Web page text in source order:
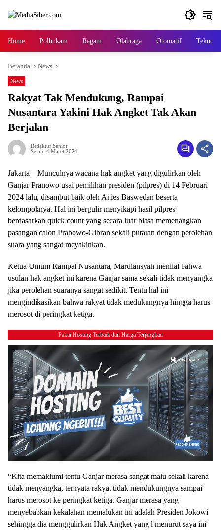
Home Polhukam Ragam Olahraga Otomatif Tekno
Beranda News
News
Rakyat Tak Mendukung, Rampai
Nusantara Yakini Hak Angket Tak Akan
Berjalan
Redaktur Senior
Senin, 4 Maret 2024
Jakarta – Munculnya wacana hak angket yang digulirkan oleh
Ganjar Pranowo usai pemilihan presiden (pilpres) di 14 Februari
2024 lalu, disambut baik oleh Anies Baswedan beserta
kelompoknya. Hal ini bergulir menyikapi hasil pilpres
berdasarkan quick count yang secara luar biasa memenangkan
pasangan calon Prabowo-Gibran sekali putaran dengan perolehan
suara yang sangat meyakinkan.
Ketua Umum Rampai Nusantara, Mardiansyah menilai bahwa
usulan hak angket ini karena Ganjar sama sekali tidak menyangka
jika perolehan suaranya sangat sedikit. Tentu hal ini
mengindikasikan bahwa rakyat tidak medukungnya hingga harus
merosot di peringkat ketiga.
Pakai Hosting Terbaik dan Harga Terjangkau
“Kita memaklumi tentu Ganjar merasa sangat malu sekali karena
tidak menyangka, ternyata rakyat tidak mendukungnya sampai
harus merosot ke peringkat ketiga. Ganjar merasa yang
menyebabkan kekalahan memalukan ini adalah Presiden Jokowi
sehingga dia menggulirkan Hak Angket yang l menurut saya ini